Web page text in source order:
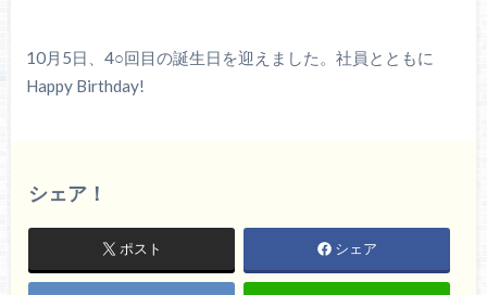
10月5日、4○回目の誕生日を迎えました。社員とともに
Happy Birthday!
シェア！
ポスト シェア